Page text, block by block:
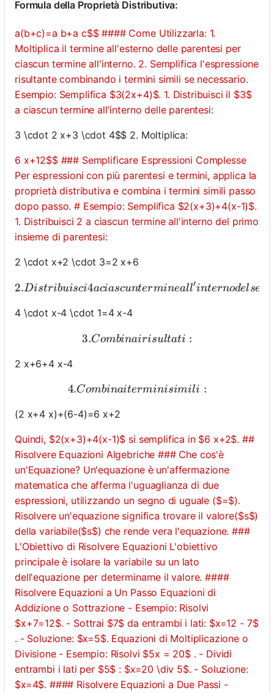
Formula della Proprietà Distributiva:
a(b+c)=a b+a c$$ #### Come Utilizzarla: 1.
Moltiplica il termine all'esterno delle parentesi per
ciascun termine all'interno. 2. Semplifica l'espressione
risultante combinando i termini simili se necessario.
Esempio: Semplifica $3(2x+4)$. 1. Distribuisci il $3$
a ciascun termine all'interno delle parentesi:
3 \cdot 2 x+3 \cdot 4$$ 2. Moltiplica:
6 x+12$$ ### Semplificare Espressioni Complesse
Per espressioni con più parentesi e termini, applica la
proprietà distributiva e combina i termini simili passo
dopo passo. # Esempio: Semplifica $2(x+3)+4(x-1)$.
1. Distribuisci 2 a ciascun termine all'interno del primo
insieme di parentesi:
2 \cdot x+2 \cdot 3=2 x+6
2.
2.Distribuisci4aciascuntermineall′internodelseco
4 \cdot x-4 \cdot 1=4 x-4
3. Combina i risultati:
3.Combinairisultati :
2 x+6+4 x-4
4. Combina i termini simili:
4.Combinaiterminisimili :
(2 x+4 x)+(6-4)=6 x+2
Quindi, $2(x+3)+4(x-1)$ si semplifica in $6 x+2$. ##
Risolvere Equazioni Algebriche ### Che cos'è
un'Equazione? Un'equazione è un'affermazione
matematica che afferma l'uguaglianza di due
espressioni, utilizzando un segno di uguale ($=$).
Risolvere un'equazione significa trovare il valore($s$)
della variabile($s$) che rende vera l'equazione. ###
L'Obiettivo di Risolvere Equazioni L'obiettivo
principale è isolare la variabile su un lato
dell'equazione per determinarne il valore. ####
Risolvere Equazioni a Un Passo Equazioni di
Addizione o Sottrazione - Esempio: Risolvi
$x+7=12$. - Sottrai $7$ da entrambi i lati: $x=12 - 7$
. - Soluzione: $x=5$. Equazioni di Moltiplicazione o
Divisione - Esempio: Risolvi $5x = 20$ . - Dividi
entrambi i lati per $5$ : $x=20 \div 5$. - Soluzione:
$x=4$. #### Risolvere Equazioni a Due Passi -